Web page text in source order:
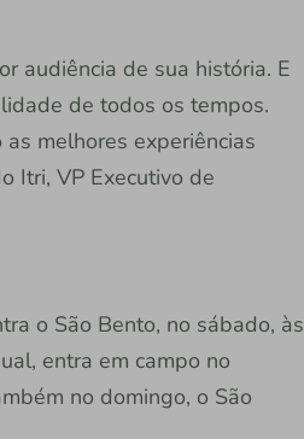
audiência de sua história. E
de todos os tempos.
melhores experiências
Itri, VP Executivo de
o São Bento, no sábado, às
entra em campo no
no domingo, o São